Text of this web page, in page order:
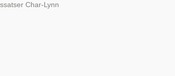
Char-Lynn